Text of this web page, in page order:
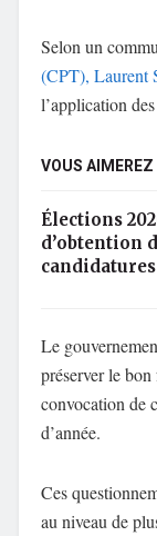
Selon un
(CPT), Laurent
l’application
VOUS
Élections
d’obtention
candidatures
Le
préserver le
convocation de
d’année.
Ces
au niveau de